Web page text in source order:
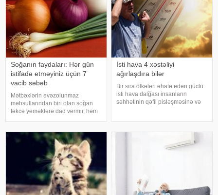
Soğanın faydaları: Hər gün
istifadə etməyiniz üçün 7
vacib səbəb
Mətbəxlərin əvəzolunmaz
məhsullarından biri olan soğan
təkcə yeməklərə dad vermir, həm
tərkibindəki vitaminlər, minerallar
və antioksidantlar sayəsində soğa
İsti hava 4 xəstəliyi
ağırlaşdıra bilər
Bir sıra ölkələri əhatə edən güclü
isti hava dalğası insanların
səhhətinin qəfil pisləşməsinə və
günvurma riski yaratmır. xarici